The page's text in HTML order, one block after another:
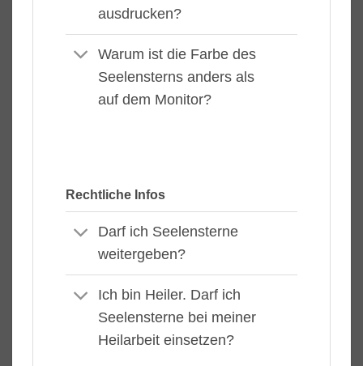
ausdrucken?
Warum ist die Farbe des
Seelensterns anders als
auf dem Monitor?
Rechtliche Infos
Darf ich Seelensterne
weitergeben?
Ich bin Heiler. Darf ich
Seelensterne bei meiner
Heilarbeit einsetzen?